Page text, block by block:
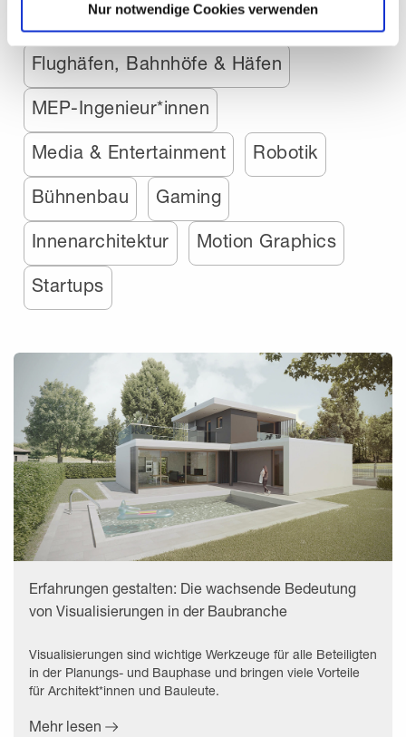
Nur notwendige Cookies verwenden
Bühnenbildner*innen
Flughäfen, Bahnhöfe & Häfen
MEP-Ingenieur*innen
Media & Entertainment Robotik
Bühnenbau Gaming
Innenarchitektur Motion Graphics
Startups
Erfahrungen gestalten: Die wachsende Bedeutung
von Visualisierungen in der Baubranche
Visualisierungen sind wichtige Werkzeuge für alle Beteiligten
in der Planungs- und Bauphase und bringen viele Vorteile
für Architekt*innen und Bauleute.
Mehr lesen